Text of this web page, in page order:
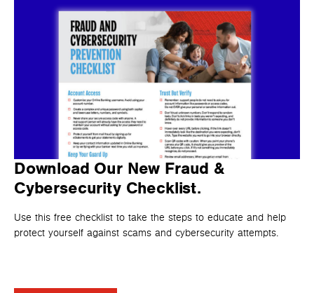
Download Our New Fraud &
Cybersecurity Checklist.
Use this free checklist to take the steps to educate and help
protect yourself against scams and cybersecurity attempts.